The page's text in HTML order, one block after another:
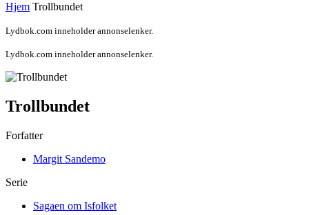
Hjem Trollbundet
Lydbok.com inneholder annonselenker.
Lydbok.com inneholder annonselenker.
Trollbundet
Forfatter
Margit Sandemo
Serie
Sagaen om Isfolket